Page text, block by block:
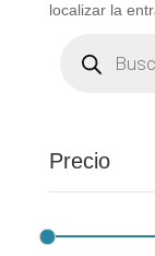
localizar la
productos
Precio